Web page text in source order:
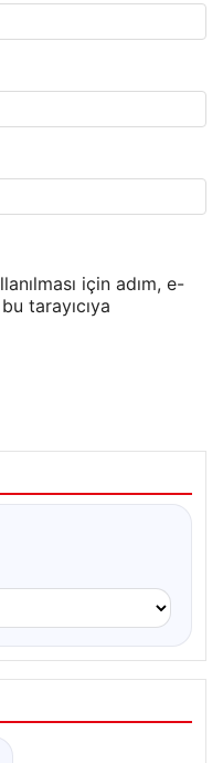
için adım, e-
tarayıcıya